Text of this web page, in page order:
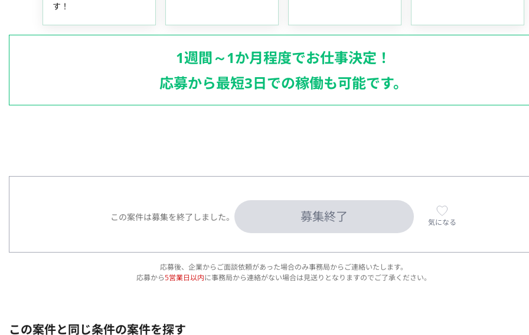
す！
1週間～1か月程度でお仕事決定！
応募から最短3日での稼働も可能です。
この案件は募集を終了しました。 募集終了 気になる
応募後、企業からご面談依頼があった場合のみ事務局からご連絡いたします。
応募から5営業日以内に事務局から連絡がない場合は見送りとなりますのでご了承ください。
この案件と同じ条件の案件を探す